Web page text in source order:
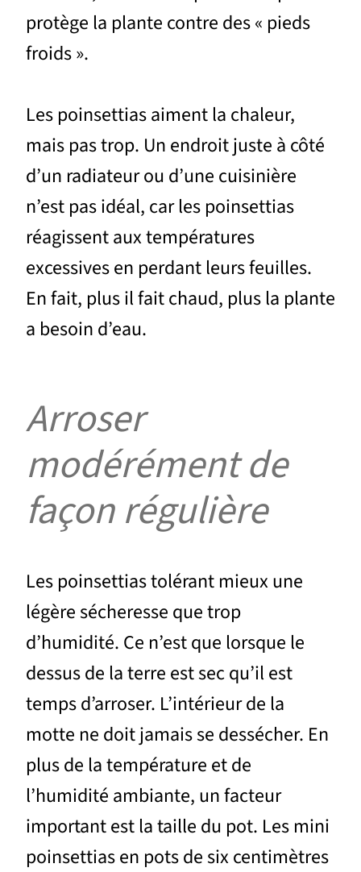
protège la plante contre des « pieds
froids ».
Les poinsettias aiment la chaleur,
mais pas trop. Un endroit juste à côté
d’un radiateur ou d’une cuisinière
n’est pas idéal, car les poinsettias
réagissent aux températures
excessives en perdant leurs feuilles.
En fait, plus il fait chaud, plus la plante
a besoin d’eau.
Arroser
modérément de
façon régulière
Les poinsettias tolérant mieux une
légère sécheresse que trop
d’humidité. Ce n’est que lorsque le
dessus de la terre est sec qu’il est
temps d’arroser. L’intérieur de la
motte ne doit jamais se dessécher. En
plus de la température et de
l’humidité ambiante, un facteur
important est la taille du pot. Les mini
poinsettias en pots de six centimètres